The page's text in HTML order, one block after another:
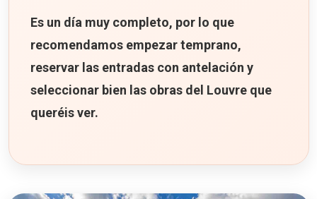
Es un día muy completo, por lo que
recomendamos empezar temprano,
reservar las entradas con antelación y
seleccionar bien las obras del Louvre que
queréis ver.